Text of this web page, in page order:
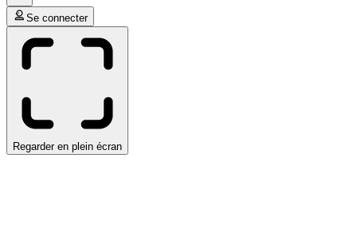
Se connecter
Regarder en plein écran